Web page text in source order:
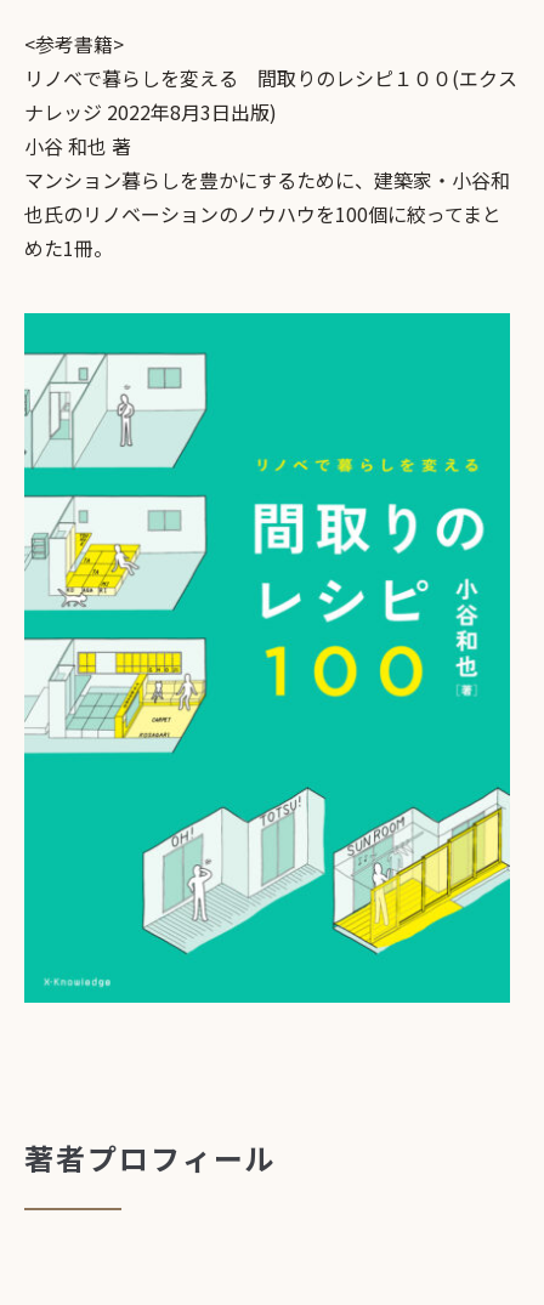
<参考書籍>
リノベで暮らしを変える 間取りのレシピ１００(エクス
ナレッジ 2022年8月3日出版)
小谷 和也 著
マンション暮らしを豊かにするために、建築家・小谷和
也氏のリノベーションのノウハウを100個に絞ってまと
めた1冊。
著者プロフィール